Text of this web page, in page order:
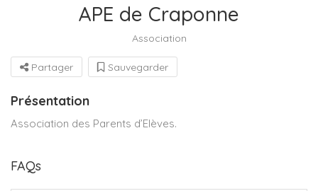
APE de Craponne
Association
Partager Sauvegarder
Présentation
Association des Parents d’Elèves.
FAQs